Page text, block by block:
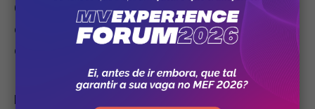
Glosas sempre existirão, mas o problema começa
quando
glosas evitáveis passam a ser tratadas
como processos normais
Erros de cadastro, divergências contratuais,